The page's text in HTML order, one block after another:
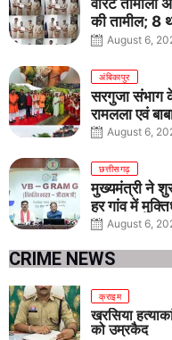
वारंट तामीली
की तामील; 8
August 6,
अंबिकापुर
सरगुजा संभाग
रामलला एवं
August 6,
छत्तीसगढ़
मुख्यमंत्री ने
हर गांव में
शौचालय
August 6,
CRIME NEWS
क्राइम
खरसिया
को उम्रकैद